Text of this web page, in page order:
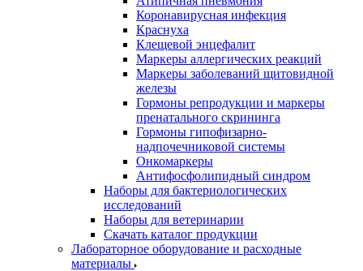
Коронавирусная инфекция
Краснуха
Клещевой энцефалит
Маркеры аллергических реакций
Маркеры заболеваний щитовидной
железы
Гормоны репродукции и маркеры
пренатального скрининга
Гормоны гипофизарно-
надпочечниковой системы
Онкомаркеры
Антифосфолипидный синдром
Наборы для бактериологических
исследований
Наборы для ветеринарии
Скачать каталог продукции
Лабораторное оборудование и расходные
материалы